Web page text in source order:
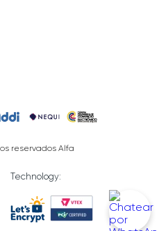
reservados Alfa
Technology: